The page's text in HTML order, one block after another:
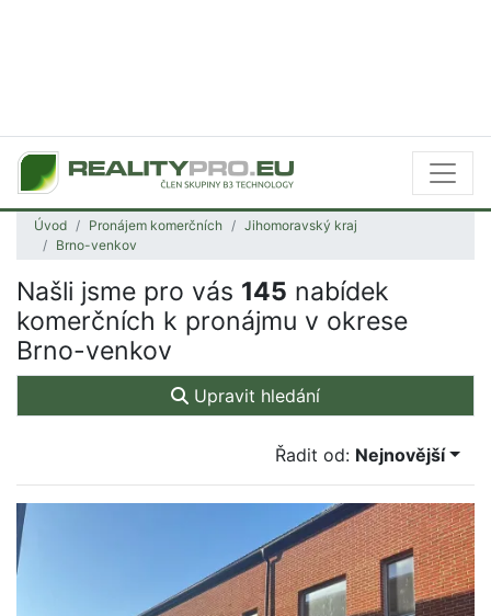
Úvod Pronájem komerčních
Jihomoravský kraj
Brno-venkov
Našli jsme pro vás 145 nabídek
komerčních k pronájmu v okrese
Brno-venkov
Upravit hledání
Řadit od: Nejnovější